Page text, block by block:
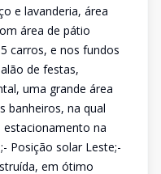
e lavanderia, área
área de pátio
carros, e nos fundos
de festas,
uma grande área
banheiros, na qual
na
Posição solar Leste;-
em ótimo